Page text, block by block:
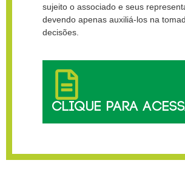
sujeito o associado e seus
devendo apenas auxiliá-los na
decisões.
CLIQUE PARA